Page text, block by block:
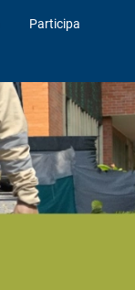
Participa